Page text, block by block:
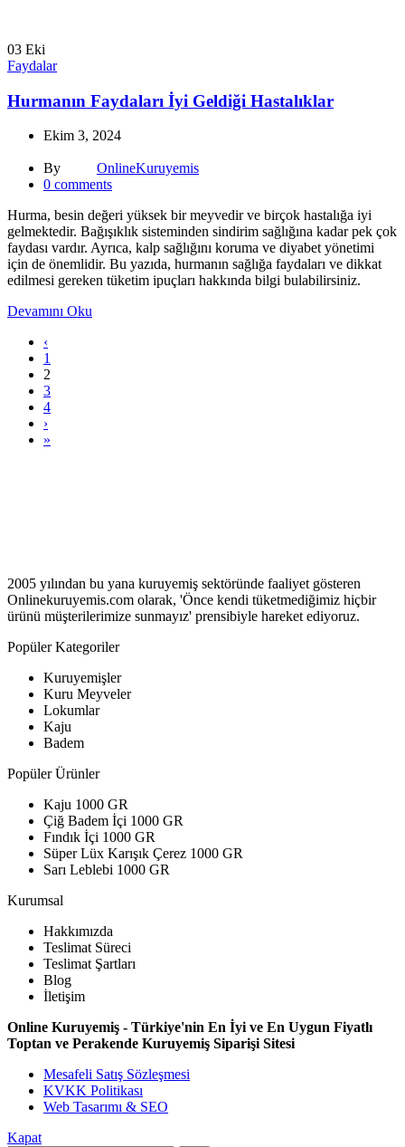
03 Eki
Faydalar
Hurmanın Faydaları İyi Geldiği Hastalıklar
Ekim 3, 2024
By
OnlineKuruyemis
0 comments
Hurma, besin değeri yüksek bir meyvedir ve birçok hastalığa iyi
gelmektedir. Bağışıklık sisteminden sindirim sağlığına kadar pek çok
faydası vardır. Ayrıca, kalp sağlığını koruma ve diyabet yönetimi
için de önemlidir. Bu yazıda, hurmanın sağlığa faydaları ve dikkat
edilmesi gereken tüketim ipuçları hakkında bilgi bulabilirsiniz.
Devamını Oku
‹
1
2
3
4
›
»
2005 yılından bu yana kuruyemiş sektöründe faaliyet gösteren
Onlinekuruyemis.com olarak, 'Önce kendi tüketmediğimiz hiçbir
ürünü müşterilerimize sunmayız' prensibiyle hareket ediyoruz.
Popüler Kategoriler
Kuruyemişler
Kuru Meyveler
Lokumlar
Kaju
Badem
Popüler Ürünler
Kaju 1000 GR
Çiğ Badem İçi 1000 GR
Fındık İçi 1000 GR
Süper Lüx Karışık Çerez 1000 GR
Sarı Leblebi 1000 GR
Kurumsal
Hakkımızda
Teslimat Süreci
Teslimat Şartları
Blog
İletişim
Online Kuruyemiş - Türkiye'nin En İyi ve En Uygun Fiyatlı
Toptan ve Perakende Kuruyemiş Siparişi Sitesi
Mesafeli Satış Sözleşmesi
KVKK Politikası
Web Tasarımı & SEO
Kapat